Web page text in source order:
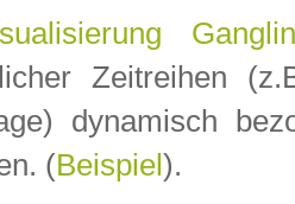
Zeitreihen
dynamisch
(Beispiel ).